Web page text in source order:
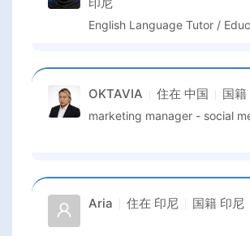
English Language Tutor /
OKTAVIA 住在 中国 国籍
Aria 住在 印尼 国籍 印尼